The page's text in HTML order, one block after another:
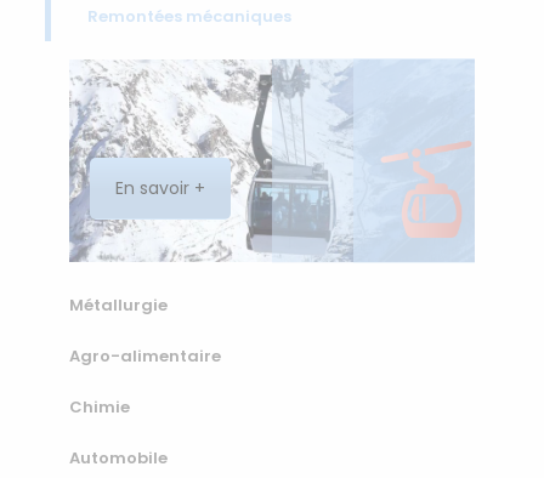
Remontées mécaniques
En savoir +
Métallurgie
Agro-alimentaire
Chimie
Automobile